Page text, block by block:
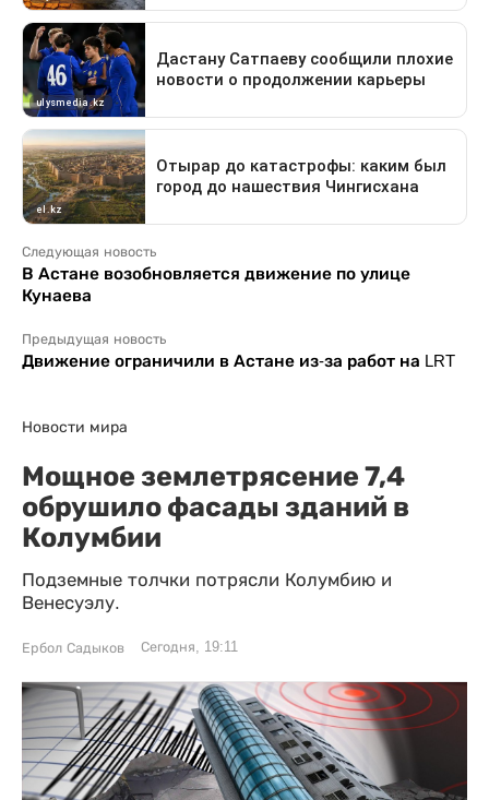
Следующая новость
В Астане возобновляется движение по улице
Кунаева
Предыдущая новость
Движение ограничили в Астане из-за работ на LRT
Новости мира
Мощное землетрясение 7,4
обрушило фасады зданий в
Колумбии
Подземные толчки потрясли Колумбию и
Венесуэлу.
Ербол Садыков Сегодня, 19:11